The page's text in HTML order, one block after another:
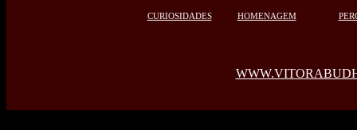
CURIOSIDADES HOMENAGEM